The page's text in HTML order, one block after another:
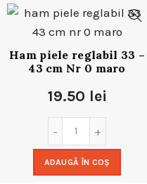
Ham piele reglabil 33 –
43 cm Nr 0 maro
19.50 lei
ADAUGĂ ÎN COȘ